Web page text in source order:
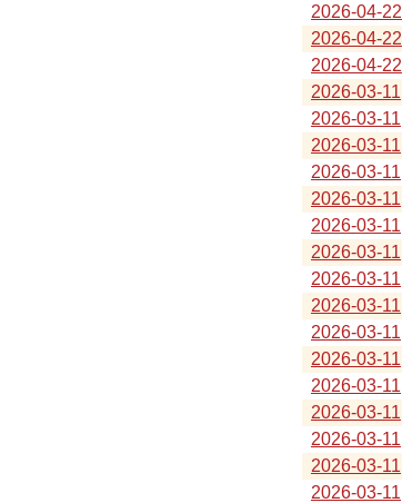
2026-04-22
2026-04-22
2026-04-22
2026-03-11
2026-03-11
2026-03-11
2026-03-11
2026-03-11
2026-03-11
2026-03-11
2026-03-11
2026-03-11
2026-03-11
2026-03-11
2026-03-11
2026-03-11
2026-03-11
2026-03-11
2026-03-11